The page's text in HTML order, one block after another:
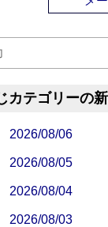
カテゴリーの
2026/08/06
2026/08/05
2026/08/04
2026/08/03